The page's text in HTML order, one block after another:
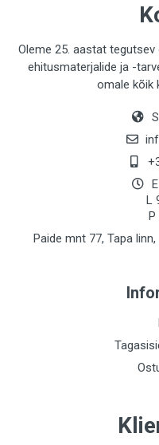
Oleme 25. aastat
ehitusmaterjalide ja -
omale kõik
L
P
Paide mnt 77, Tapa